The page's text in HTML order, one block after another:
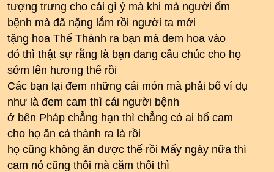
tượng trưng cho cái gì ý mà khi mà người ốm
bệnh mà đã nặng lắm rồi người ta mới
tặng hoa Thế Thành ra bạn mà đem hoa vào
đó thì thật sự rằng là bạn đang cầu chúc cho họ
sớm lên hương thế rồi
Các bạn lại đem những cái món mà phải bổ ví dụ
như là đem cam thì cái người bệnh
ở bên Pháp chẳng hạn thì chẳng có ai bổ cam
cho họ ăn cả thành ra là rồi
họ cũng không ăn được thế rồi Mấy ngày nữa thì
cam nó cũng thôi mà căm thối thì